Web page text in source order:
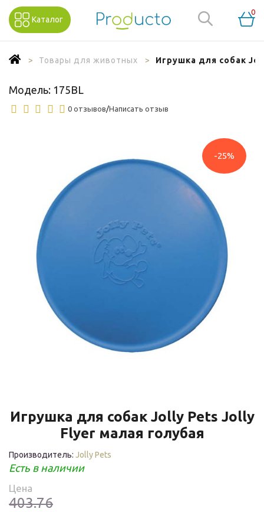
Каталог
0
Товары для животных Игрушка для собак
Модель: 175BL
0 отзывов/Написать отзыв
-25%
Игрушка для собак Jolly Pets Jolly
Flyer малая голубая
Производитель: Jolly Pets
Есть в наличии
Цена
403.76